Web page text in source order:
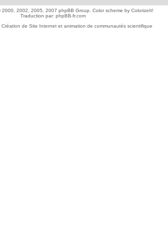
2000, 2002, 2005, 2007 phpBB Group. Color scheme by ColorizeIt!
Traduction par: phpBB-fr.com
Création de Site Internet et animation de communautés scientifique